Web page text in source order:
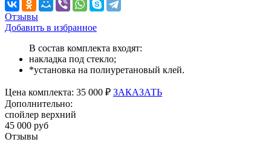
Отзывы
Добавить в избранное
В состав комплекта входят:
накладка под стекло;
*установка на полиуретановый клей.
Цена комплекта: 35 000 ₽ ЗАКАЗАТЬ
Дополнительно:
спойлер верхний
45 000 руб
Отзывы